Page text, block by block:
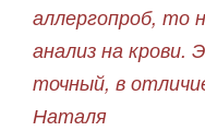
аллергопроб, то
анализ на крови.
точный, в
Наталя